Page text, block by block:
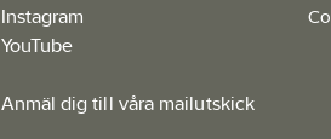
Instagram
YouTube
Anmäl dig till våra mailutskick